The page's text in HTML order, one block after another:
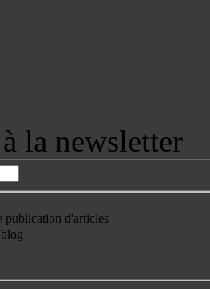
la newsletter
publication d'articles